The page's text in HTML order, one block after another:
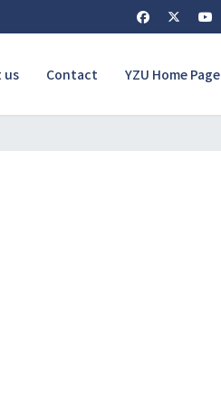
us Contact YZU Home Page